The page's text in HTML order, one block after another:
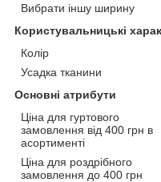
Вибрати іншу ширину
Користувальницькі
Колір
Усадка тканини
Основні атрибути
Ціна для гуртового
замовлення від 400 грн в
асортименті
Ціна для роздрібного
замовлення до 400 грн